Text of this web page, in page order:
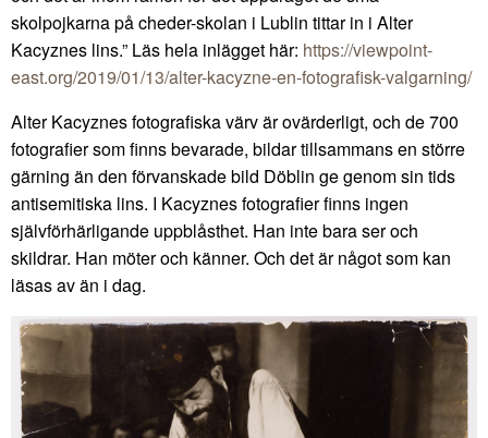
skolpojkarna på cheder-skolan i Lublin tittar in i Alter
Kacyznes lins.” Läs hela inlägget här: https://viewpoint-
east.org/2019/01/13/alter-kacyzne-en-fotografisk-valgarning/
Alter Kacyznes fotografiska värv är ovärderligt, och de 700
fotografier som finns bevarade, bildar tillsammans en större
gärning än den förvanskade bild Döblin ge genom sin tids
antisemitiska lins. I Kacyznes fotografier finns ingen
självförhärligande uppblåsthet. Han inte bara ser och
skildrar. Han möter och känner. Och det är något som kan
läsas av än i dag.